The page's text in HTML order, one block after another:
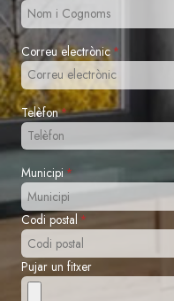
Correu electrònic *
Telèfon*
Municipi*
Codi postal *
Pujar un fitxer